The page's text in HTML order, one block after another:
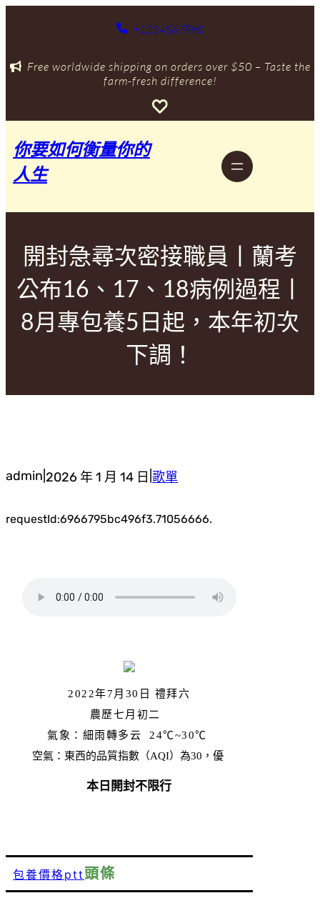
內
+1234567890
Free worldwide shipping on orders over $50 – Taste the
farm-fresh difference!
你要如何衡量你的
人生
開封急尋次密接職員丨蘭考
公布16、17、18病例過程丨
8月專包養5日起，本年初次
下調！
admin 2026 年 1 月 14 日 歌單
requestId:6966795bc496f3.71056666.
2022年7月30日 禮拜六
農歷七月初二
氣象：細雨轉多云 24℃~30℃
空氣：東西的品質指數（AQI）為30，優
本日 開封不限行
包養價格ptt頭條